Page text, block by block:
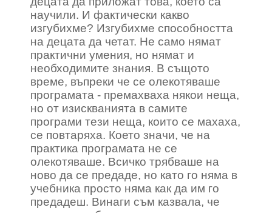
научили. И фактически какво
изгубихме? Изгубихме способността
на децата да четат. Не само нямат
практични умения, но нямат и
необходимите знания. В същото
време, въпреки че се олекотяваше
програмата - премахваха някои неща,
но от изискванията в самите
програми тези неща, които се махаха,
се повтаряха. Което значи, че на
практика програмата не се
олекотяваше. Всичко трябваше на
ново да се предаде, но като го няма в
учебника просто няма как да им го
предадеш. Винаги съм казвала, че